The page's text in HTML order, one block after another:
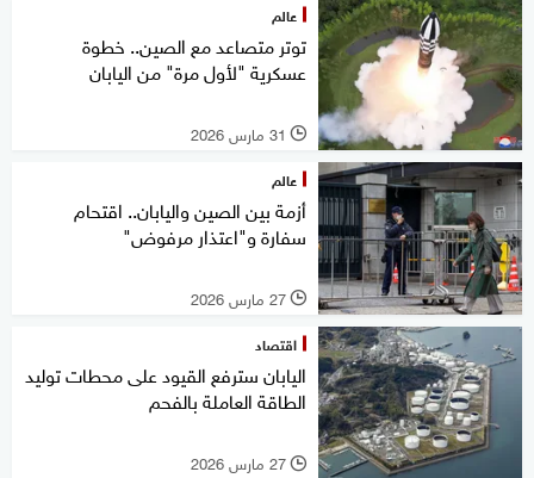
عالم
توتر متصاعد مع الصين.. خطوة
عسكرية "لأول مرة" من اليابان
l 31 مارس 2026
عالم
أزمة بين الصين واليابان.. اقتحام
سفارة و"اعتذار مرفوض"
l 27 مارس 2026
اقتصاد
اليابان سترفع القيود على محطات توليد
الطاقة العاملة بالفحم
l 27 مارس 2026